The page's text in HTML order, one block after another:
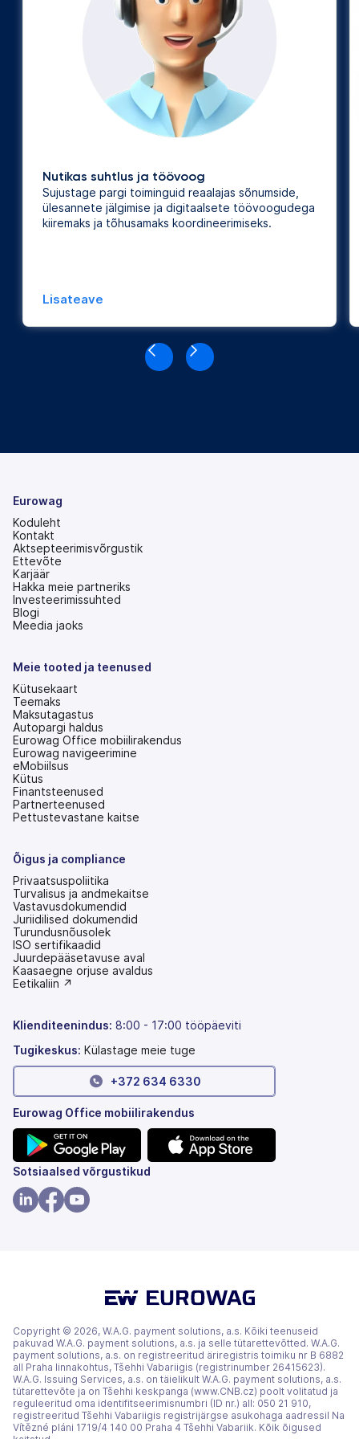
Nutikas suhtlus ja töövoog
Sujustage pargi toiminguid reaalajas sõnumside,
ülesannete jälgimise ja digitaalsete töövoogudega
kiiremaks ja tõhusamaks koordineerimiseks.
Lisateave
Eurowag
Koduleht
Kontakt
Aktsepteerimisvõrgustik
Ettevõte
Karjäär
Hakka meie partneriks
Investeerimissuhted
(avaneb
uuel
Blogi
Meedia jaoks
Meie tooted ja teenused
Kütusekaart
Teemaks
Maksutagastus
Autopargi haldus
Eurowag Office mobiilirakendus
Eurowag navigeerimine
eMobiilsus
Kütus
Finantsteenused
Partnerteenused
Pettustevastane kaitse
Õigus ja compliance
Privaatsuspoliitika
Turvalisus ja andmekaitse
Vastavusdokumendid
Juriidilised dokumendid
Turundusnõusolek
ISO sertifikaadid
Juurdepääsetavuse aval
(avaneb
uuel
Kaasaegne orjuse avaldus
(avaneb
Eetikaliin ↗
Klienditeenindus: 8:00 - 17:00 tööpäeviti
Tugikeskus: Külastage meie tuge
+372 634 6330
Eurowag Office mobiilirakendus
(avaneb
uuel
vahekaardil)
(avaneb
Sotsiaalsed võrgustikud
Copyright © 2026, W.A.G. payment solutions, a.s. Kõiki teenuseid
pakuvad W.A.G. payment solutions, a.s. ja selle tütarettevõtted. W.A.G.
payment solutions, a.s. on registreeritud äriregistris toimiku nr B 6882
all Praha linnakohtus, Tšehhi Vabariigis (registrinumber 26415623).
W.A.G. Issuing Services, a.s. on täielikult W.A.G. payment solutions, a.s.
tütarettevõte ja on Tšehhi keskpanga (www.CNB.cz) poolt volitatud ja
reguleeritud oma identifitseerimisnumbri (ID nr.) all: 050 21 910,
registreeritud Tšehhi Vabariigis registrijärgse asukohaga aadressil Na
Vítězné pláni 1719/4 140 00 Praha 4 Tšehhi Vabariik. Kõik õigused